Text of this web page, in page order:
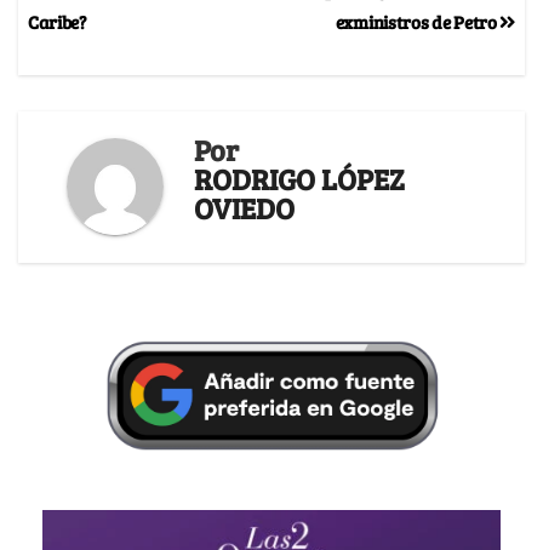
exministros de Petro
Caribe?
Por
RODRIGO LÓPEZ
OVIEDO